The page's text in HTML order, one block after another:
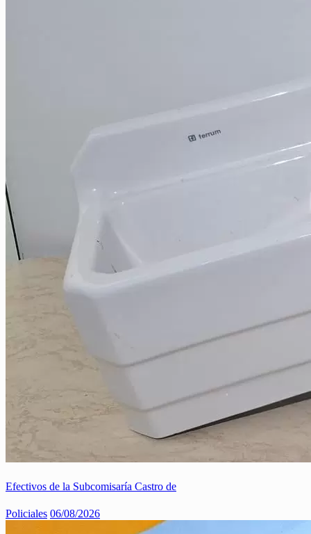
Efectivos de la Subcomisaría Castro de
Policiales 06/08/2026